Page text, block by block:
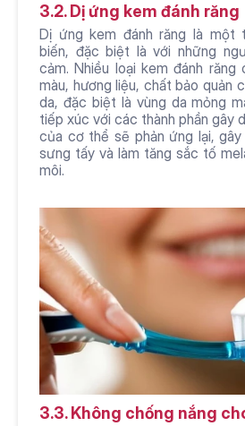
3.2. Dị ứng kem đánh răng
Dị ứng kem đánh răng là một
biến, đặc biệt là với những
cảm. Nhiều loại kem đánh
màu, hương liệu, chất bảo quản
da, đặc biệt là vùng da mỏng
tiếp xúc với các thành phần gây
của cơ thể sẽ phản ứng lại,
sưng tấy và làm tăng sắc tố
môi.
3.3. Không chống nắng